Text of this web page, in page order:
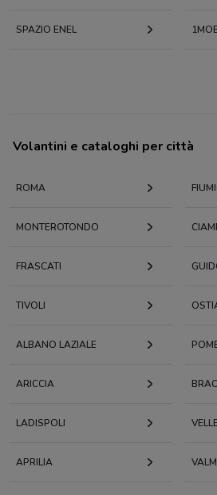
SPAZIO ENEL
Volantini e cataloghi per città
ROMA
MONTEROTONDO
FRASCATI
TIVOLI
ALBANO LAZIALE
ARICCIA
LADISPOLI
APRILIA